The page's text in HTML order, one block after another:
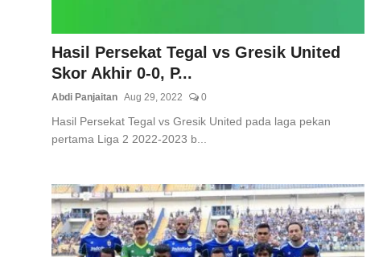
Hasil Persekat Tegal vs Gresik United
Skor Akhir 0-0, P...
Abdi Panjaitan Aug 29, 2022 0
Hasil Persekat Tegal vs Gresik United pada laga pekan
pertama Liga 2 2022-2023 b...